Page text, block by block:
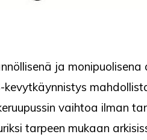
ja
kevytkäynnistys
vaihtoa ilman
tarpeen mukaan